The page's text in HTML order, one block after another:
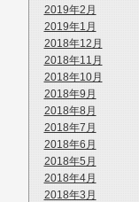
2019年2月
2019年1月
2018年12月
2018年11月
2018年10月
2018年9月
2018年8月
2018年7月
2018年6月
2018年5月
2018年4月
2018年3月